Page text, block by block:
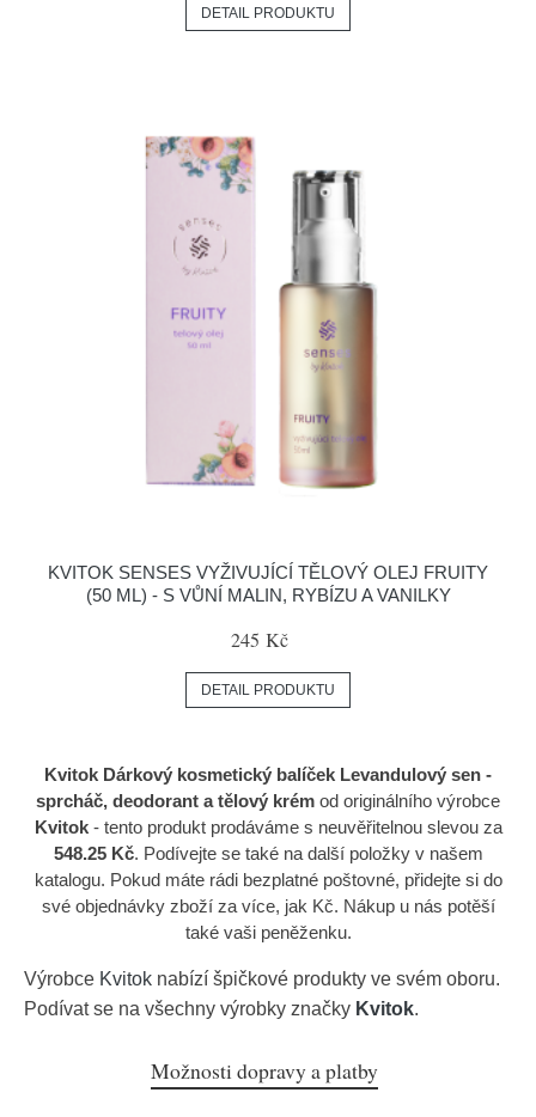
DETAIL PRODUKTU
KVITOK SENSES VYŽIVUJÍCÍ TĚLOVÝ OLEJ FRUITY
(50 ML) - S VŮNÍ MALIN, RYBÍZU A VANILKY
245 Kč
DETAIL PRODUKTU
Kvitok Dárkový kosmetický balíček Levandulový sen -
sprcháč, deodorant a tělový krém od originálního výrobce
Kvitok- tento produkt prodáváme s neuvěřitelnou slevou za
548.25 Kč. Podívejte se také na další položky v našem
katalogu. Pokud máte rádi bezplatné poštovné, přidejte si do
své objednávky zboží za více, jak Kč. Nákup u nás potěší
také vaši peněženku.
Výrobce Kvitok nabízí špičkové produkty ve svém oboru.
Podívat se na všechny výrobky značky Kvitok.
Možnosti dopravy a platby